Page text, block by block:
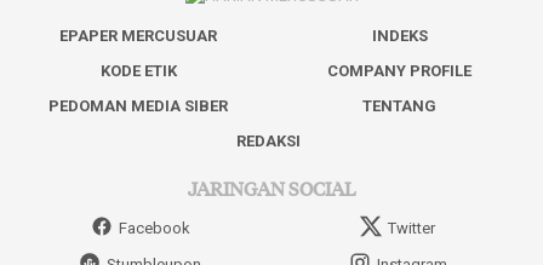
EPAPER MERCUSUAR
INDEKS
KODE ETIK
COMPANY PROFILE
PEDOMAN MEDIA SIBER
TENTANG
REDAKSI
JARINGAN SOCIAL
Facebook
Twitter